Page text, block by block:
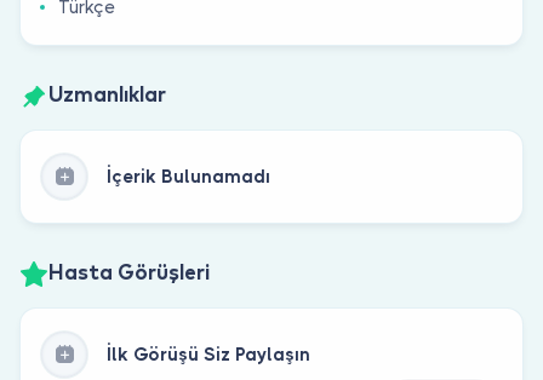
Türkçe
Uzmanlıklar
İçerik Bulunamadı
Hasta Görüşleri
İlk Görüşü Siz Paylaşın